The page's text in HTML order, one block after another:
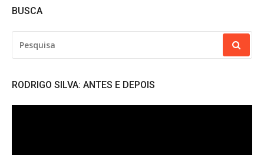
BUSCA
POR:
RODRIGO SILVA: ANTES E DEPOIS